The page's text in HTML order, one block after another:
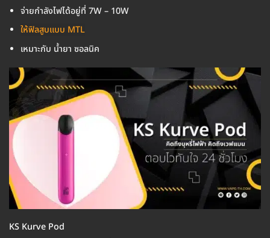
จ่ายกำลังไฟได้อยู่ที่ 7W – 10W
ให้ฟิลสูบแบบ MTL
เหมาะกับ น้ำยา ซอลนิค
KS Kurve Pod